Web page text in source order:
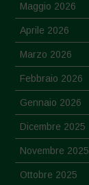
Maggio 2026
Aprile 2026
Marzo 2026
Febbraio 2026
Gennaio 2026
Dicembre 2025
Novembre 2025
Ottobre 2025